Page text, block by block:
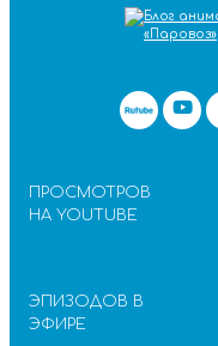
ПРОСМОТРОВ
НА YOUTUBE
ЭПИЗОДОВ В
ЭФИРЕ